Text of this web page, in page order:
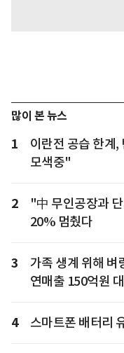
많이 본 뉴스
1
이란전 공습 한계
모색중"
2
"中 무인공장과
20% 멈췄다
3
가족 생계 위해
연매출 150억원
4 스마트폰 배터리